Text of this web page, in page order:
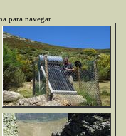
para navegar.